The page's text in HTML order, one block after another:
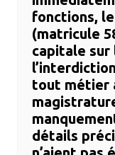
fonctions,
(matricule
capitale sur
tout métier
détails